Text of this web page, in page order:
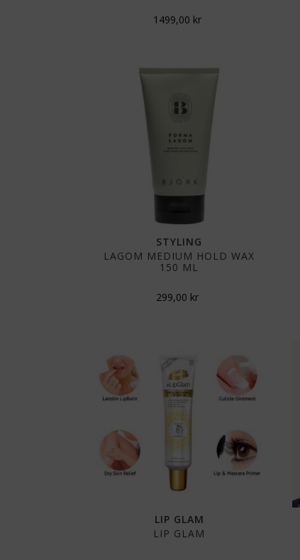
1499,00 kr
STYLING
LAGOM MEDIUM HOLD WAX
150 ML
299,00 kr
LIP GLAM
LIP GLAM